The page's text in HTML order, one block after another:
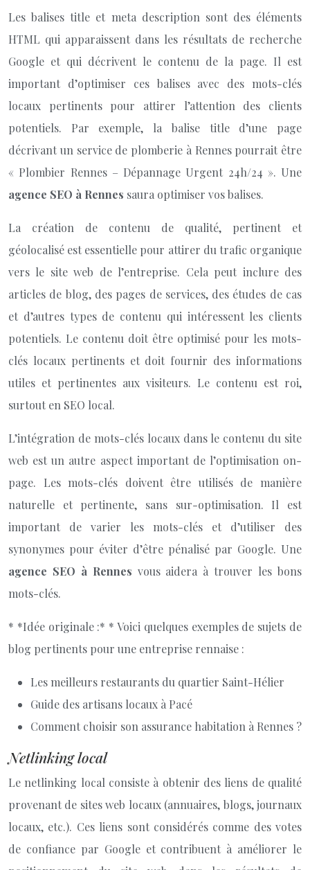
Les balises title et meta description sont des éléments
HTML qui apparaissent dans les résultats de recherche
Google et qui décrivent le contenu de la page. Il est
important d’optimiser ces balises avec des mots-clés
locaux pertinents pour attirer l’attention des clients
potentiels. Par exemple, la balise title d’une page
décrivant un service de plomberie à Rennes pourrait être
« Plombier Rennes – Dépannage Urgent 24h/24 ». Une
agence SEO à Rennes saura optimiser vos balises.
La création de contenu de qualité, pertinent et
géolocalisé est essentielle pour attirer du trafic organique
vers le site web de l’entreprise. Cela peut inclure des
articles de blog, des pages de services, des études de cas
et d’autres types de contenu qui intéressent les clients
potentiels. Le contenu doit être optimisé pour les mots-
clés locaux pertinents et doit fournir des informations
utiles et pertinentes aux visiteurs. Le contenu est roi,
surtout en SEO local.
L’intégration de mots-clés locaux dans le contenu du site
web est un autre aspect important de l’optimisation on-
page. Les mots-clés doivent être utilisés de manière
naturelle et pertinente, sans sur-optimisation. Il est
important de varier les mots-clés et d’utiliser des
synonymes pour éviter d’être pénalisé par Google. Une
agence SEO à Rennes vous aidera à trouver les bons
mots-clés.
* *Idée originale :* * Voici quelques exemples de sujets de
blog pertinents pour une entreprise rennaise :
Les meilleurs restaurants du quartier Saint-Hélier
Guide des artisans locaux à Pacé
Comment choisir son assurance habitation à Rennes ?
Netlinking local
Le netlinking local consiste à obtenir des liens de qualité
provenant de sites web locaux (annuaires, blogs, journaux
locaux, etc.). Ces liens sont considérés comme des votes
de confiance par Google et contribuent à améliorer le